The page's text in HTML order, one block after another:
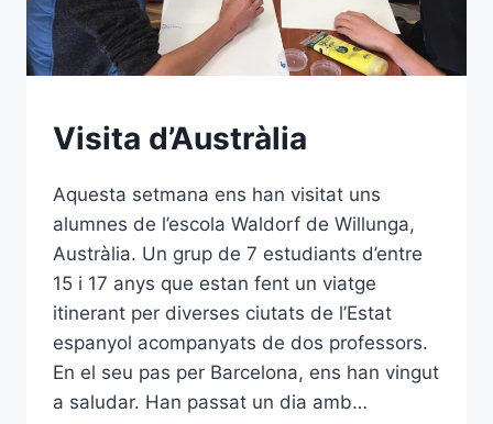
Visita d’Austràlia
Aquesta setmana ens han visitat uns
alumnes de l’escola Waldorf de Willunga,
Austràlia. Un grup de 7 estudiants d’entre
15 i 17 anys que estan fent un viatge
itinerant per diverses ciutats de l’Estat
espanyol acompanyats de dos professors.
En el seu pas per Barcelona, ens han vingut
a saludar. Han passat un dia amb…